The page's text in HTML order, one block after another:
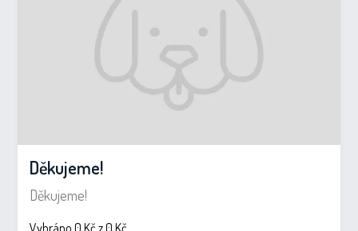
Děkujeme!
Děkujeme!
Vybráno 0 Kč z 0 Kč